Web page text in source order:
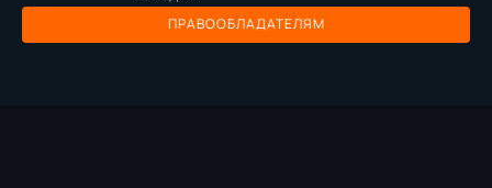
ПРАВООБЛАДАТЕЛЯМ